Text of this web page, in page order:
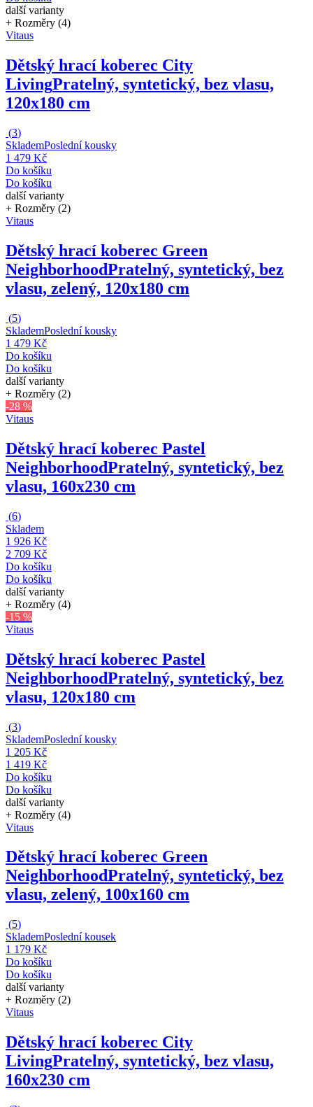
další varianty
+ Rozměry (4)
Vitaus
Dětský hrací koberec City
LivingPratelný, syntetický, bez vlasu,
120x180 cm
(3)
SklademPoslední kousky
1 479 Kč
Do košíku
Do košíku
další varianty
+ Rozměry (2)
Vitaus
Dětský hrací koberec Green
NeighborhoodPratelný, syntetický, bez
vlasu, zelený, 120x180 cm
(5)
SklademPoslední kousky
1 479 Kč
Do košíku
Do košíku
další varianty
+ Rozměry (2)
-28 %
Vitaus
Dětský hrací koberec Pastel
NeighborhoodPratelný, syntetický, bez
vlasu, 160x230 cm
(6)
Skladem
1 926 Kč
2 709 Kč
Do košíku
Do košíku
další varianty
+ Rozměry (4)
-15 %
Vitaus
Dětský hrací koberec Pastel
NeighborhoodPratelný, syntetický, bez
vlasu, 120x180 cm
(3)
SklademPoslední kousky
1 205 Kč
1 419 Kč
Do košíku
Do košíku
další varianty
+ Rozměry (4)
Vitaus
Dětský hrací koberec Green
NeighborhoodPratelný, syntetický, bez
vlasu, zelený, 100x160 cm
(5)
SklademPoslední kousek
1 179 Kč
Do košíku
Do košíku
další varianty
+ Rozměry (2)
Vitaus
Dětský hrací koberec City
LivingPratelný, syntetický, bez vlasu,
160x230 cm